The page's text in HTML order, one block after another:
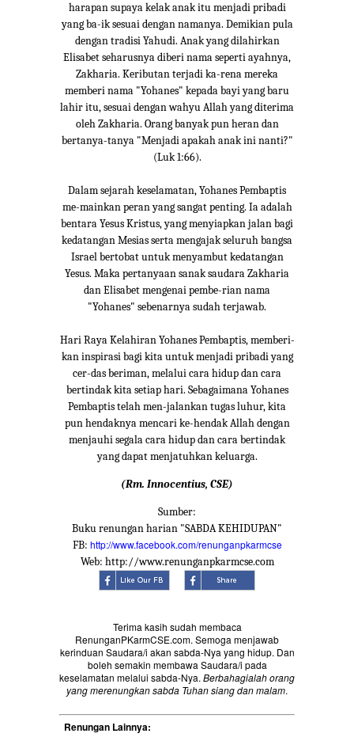
harapan supaya kelak anak itu menjadi pribadi
yang ba-ik sesuai dengan namanya. Demikian pula
dengan tradisi Yahudi. Anak yang dilahirkan
Elisabet seharusnya diberi nama seperti ayahnya,
Zakharia. Keributan terjadi ka-rena mereka
memberi nama "Yohanes" kepada bayi yang baru
lahir itu, sesuai dengan wahyu Allah yang diterima
oleh Zakharia. Orang banyak pun heran dan
bertanya-tanya "Menjadi apakah anak ini nanti?"
(Luk 1:66).
Dalam sejarah keselamatan, Yohanes Pembaptis
me-mainkan peran yang sangat penting. Ia adalah
bentara Yesus Kristus, yang menyiapkan jalan bagi
kedatangan Mesias serta mengajak seluruh bangsa
Israel bertobat untuk menyambut kedatangan
Yesus. Maka pertanyaan sanak saudara Zakharia
dan Elisabet mengenai pembe-rian nama
"Yohanes" sebenarnya sudah terjawab.
Hari Raya Kelahiran Yohanes Pembaptis, memberi-
kan inspirasi bagi kita untuk menjadi pribadi yang
cer-das beriman, melalui cara hidup dan cara
bertindak kita setiap hari. Sebagaimana Yohanes
Pembaptis telah men-jalankan tugas luhur, kita
pun hendaknya mencari ke-hendak Allah dengan
menjauhi segala cara hidup dan cara bertindak
yang dapat menjatuhkan keluarga.
(Rm. Innocentius, CSE)
Sumber:
Buku renungan harian "SABDA KEHIDUPAN"
FB: http://www.facebook.com/renunganpkarmcse
Web: http://www.renunganpkarmcse.com
Terima kasih sudah membaca
RenunganPKarmCSE.com. Semoga menjawab
kerinduan Saudara/i akan sabda-Nya yang hidup. Dan
boleh semakin membawa Saudara/i pada
keselamatan melalui sabda-Nya. Berbahagialah orang
yang merenungkan sabda Tuhan siang dan malam.
Renungan Lainnya: